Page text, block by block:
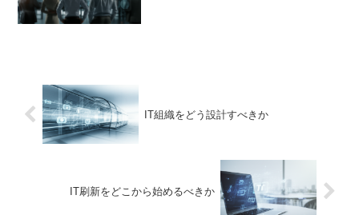
IT組織をどう設計すべきか
IT刷新をどこから始めるべきか